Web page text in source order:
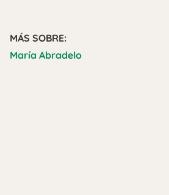
MÁS SOBRE:
María Abradelo